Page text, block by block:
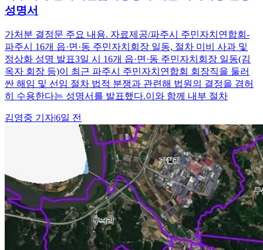
성명서
가처분 결정문 주요 내용. 자료제공/파주시 주민자치연합회-
파주시 16개 읍·면·동 주민자치회장 일동, 절차 미비 사과 및
정상화 성명 발표3일 시 16개 읍·면·동 주민자치회장 일동(김
옥자 회장 등)이 최근 파주시 주민자치연합회 회장직을 둘러
싼 해임 및 선임 절차 법적 분쟁과 관련해 법원의 결정을 겸허
히 수용한다는 성명서를 발표했다.이와 함께 내부 절차
김영중 기자|6일 전